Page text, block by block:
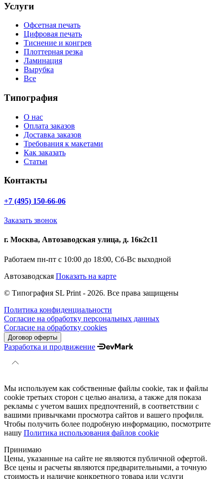
Услуги
Офсетная печать
Цифровая печать
Тиснение и конгрев
Плоттерная резка
Ламинация
Вырубка
Все
Типография
О нас
Оплата заказов
Доставка заказов
Требования к макетами
Как заказать
Статьи
Контакты
+7 (495) 150-66-06
Заказать звонок
г. Москва, Автозаводская улица, д. 16к2с11
Работаем пн-пт с 10:00 до 18:00, Сб-Вс выходной
Автозаводская Показать на карте
© Типография SL Print - 2026. Все права защищены
Политика конфиденциальности
Согласие на обработку персональных данных
Согласие на обработку cookies
Договор оферты
Разработка и продвижение
Мы используем как собственные файлы cookie, так и файлы
cookie третьих сторон с целью анализа, а также для показа
рекламы с учетом ваших предпочтений, в соответствии с
вашими привычками просмотра сайтов и вашего профиля.
Чтобы получить более подробную информацию, посмотрите
нашу Политика использования файлов cookie
Принимаю
Цены, указанные на сайте не являются публичной офертой.
Все цены и расчеты являются предварительными, а точную
стоимость и наличие конкретного товара или услуги